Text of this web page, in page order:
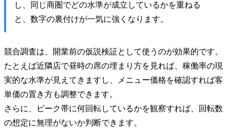
し、同じ商圏でどの水準が成立しているかを重ねる
と、数字の裏付けが一気に強くなります。
競合調査は、開業前の仮説検証として使うのが効果的です。
たとえば近隣店で昼時の席の埋まり方を見れば、稼働率の現
実的な水準が見えてきますし、メニュー価格を確認すれば客
単価の置き方も調整できます。
さらに、ピーク帯に何回転しているかを観察すれば、回転数
の想定に無理がないか判断できます。